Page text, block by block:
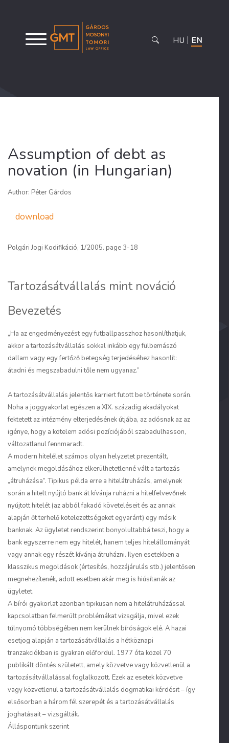
HU EN
Assumption of debt as
novation (in Hungarian)
Author: Péter Gárdos
download
Polgári Jogi Kodifikáció, 1/2005. page 3-18
Tartozásátvállalás mint nováció
Bevezetés
„Ha az engedményezést egy futballpasszhoz hasonlíthatjuk,
akkor a tartozásátvállalás sokkal inkább egy fülbemászó
dallam vagy egy fertőző betegség terjedéséhez hasonlít:
átadni és megszabadulni tőle nem ugyanaz.”
A tartozásátvállalás jelentős karriert futott be története során.
Noha a joggyakorlat egészen a XIX. századig akadályokat
fektetett az intézmény elterjedésének útjába, az adósnak az az
igénye, hogy a kötelem adósi pozíciójából szabadulhasson,
változatlanul fennmaradt.
A modern hitelélet számos olyan helyzetet prezentált,
amelynek megoldásához elkerülhetetlenné vált a tartozás
„átruházása”. Tipikus példa erre a hitelátruházás, amelynek
során a hitelt nyújtó bank át kívánja ruházni a hitelfelvevőnek
nyújtott hitelét (az abból fakadó követeléseit és az annak
alapján őt terhelő kötelezettségeket egyaránt) egy másik
banknak. Az ügyletet rendszerint bonyolultabbá teszi, hogy a
bank egyszerre nem egy hitelét, hanem teljes hitelállományát
vagy annak egy részét kívánja átruházni. Ilyen esetekben a
klasszikus megoldások (értesítés, hozzájárulás stb.) jelentősen
megnehezítenék, adott esetben akár meg is hiúsítanák az
ügyletet.
A bírói gyakorlat azonban tipikusan nem a hitelátruházással
kapcsolatban felmerült problémákat vizsgálja, mivel ezek
túlnyomó többségében nem kerülnek bíróságok elé. A hazai
esetjog alapján a tartozásátvállalás a hétköznapi
tranzakciókban is gyakran előfordul. 1977 óta közel 70
publikált döntés született, amely közvetve vagy közvetlenül a
tartozásátvállalással foglalkozott. Ezek az esetek közvetve
vagy közvetlenül a tartozásátvállalás dogmatikai kérdésit – így
elsősorban a három fél szerepét és a tartozásátvállalás
joghatásait – vizsgálták.
Álláspontunk szerint